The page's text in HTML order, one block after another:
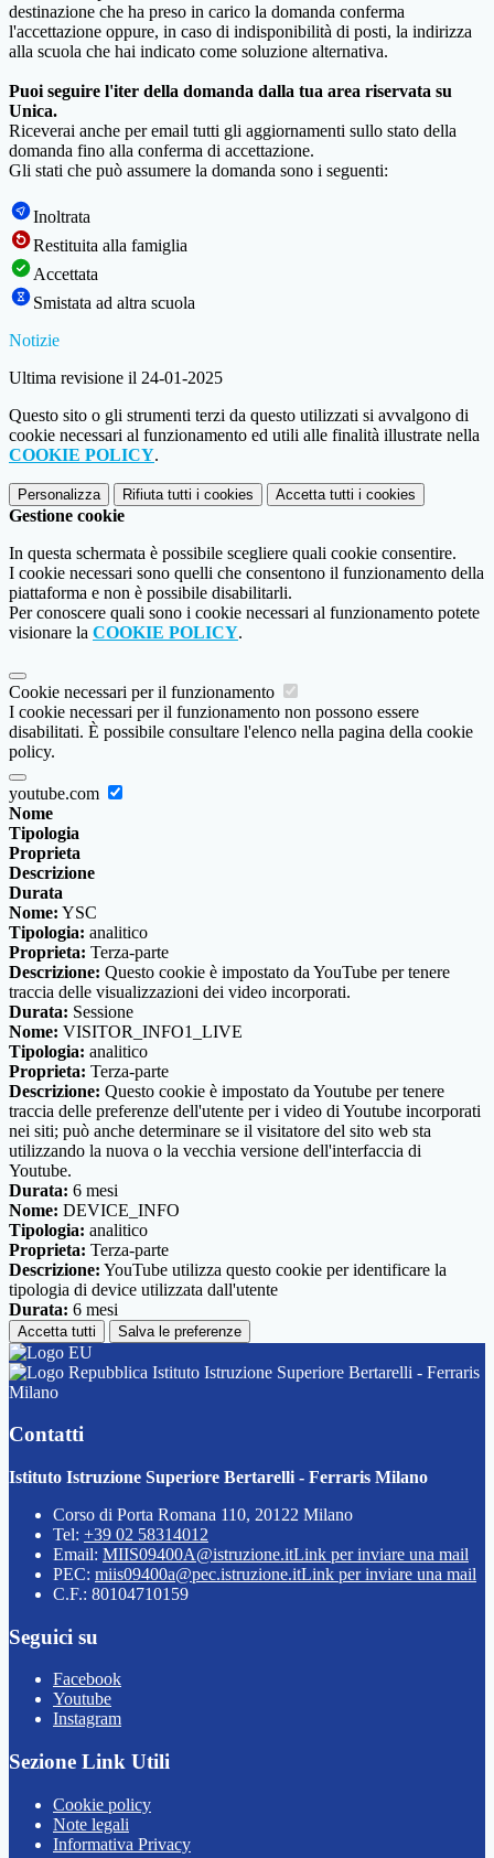
destinazione che ha preso in carico la domanda conferma
l'accettazione oppure, in caso di indisponibilità di posti, la indirizza
alla scuola che hai indicato come soluzione alternativa.
Puoi seguire l'iter della domanda dalla tua area riservata su
Unica.
Riceverai anche per email tutti gli aggiornamenti sullo stato della
domanda fino alla conferma di accettazione.
Gli stati che può assumere la domanda sono i seguenti:
Inoltrata
Restituita alla famiglia
Accettata
Smistata ad altra scuola
Notizie
Ultima revisione il 24-01-2025
Questo sito o gli strumenti terzi da questo utilizzati si avvalgono di
cookie necessari al funzionamento ed utili alle finalità illustrate nella
COOKIE POLICY.
Personalizza Rifiuta tutti i cookies Accetta tutti i cookies
Gestione cookie
In questa schermata è possibile scegliere quali cookie consentire.
I cookie necessari sono quelli che consentono il funzionamento della
piattaforma e non è possibile disabilitarli.
Per conoscere quali sono i cookie necessari al funzionamento potete
visionare la COOKIE POLICY.
Cookie necessari per il funzionamento
I cookie necessari per il funzionamento non possono essere
disabilitati. È possibile consultare l'elenco nella pagina della cookie
policy.
youtube.com
Nome
Tipologia
Proprieta
Descrizione
Durata
Nome: YSC
Tipologia: analitico
Proprieta: Terza-parte
Descrizione: Questo cookie è impostato da YouTube per tenere
traccia delle visualizzazioni dei video incorporati.
Durata: Sessione
Nome: VISITOR_INFO1_LIVE
Tipologia: analitico
Proprieta: Terza-parte
Descrizione: Questo cookie è impostato da Youtube per tenere
traccia delle preferenze dell'utente per i video di Youtube incorporati
nei siti; può anche determinare se il visitatore del sito web sta
utilizzando la nuova o la vecchia versione dell'interfaccia di
Youtube.
Durata: 6 mesi
Nome: DEVICE_INFO
Tipologia: analitico
Proprieta: Terza-parte
Descrizione: YouTube utilizza questo cookie per identificare la
tipologia di device utilizzata dall'utente
Durata: 6 mesi
Accetta tutti Salva le preferenze
Istituto Istruzione Superiore Bertarelli - Ferraris
Milano
Contatti
Istituto Istruzione Superiore Bertarelli - Ferraris Milano
Corso di Porta Romana 110, 20122 Milano
Tel: +39 02 58314012
Email: MIIS09400A@istruzione.itLink per inviare una mail
PEC: miis09400a@pec.istruzione.itLink per inviare una mail
C.F.: 80104710159
Seguici su
Facebook
Youtube
Instagram
Sezione Link Utili
Cookie policy
Note legali
Informativa Privacy